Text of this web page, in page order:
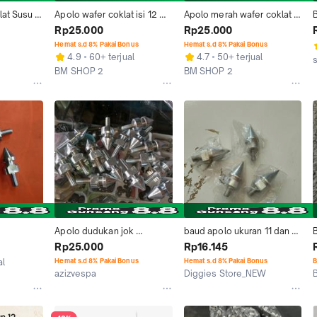
Susu
Apolo wafer coklat isi 12
bks
Rp25.000
Hemat s.d 8% Pakai Bonus
4.9
60+ terjual
BM SHOP 2
Apolo merah wafer coklat
susu isi 12 bks
Rp25.000
Hemat s.d 8% Pakai Bonus
4.7
50+ terjual
BM SHOP 2
Apolo dudukan jok
belakang vespa ukuran 11-
12
Rp25.000
Hemat s.d 8% Pakai Bonus
azizvespa
baud apolo ukuran 11 dan 12
GARAGE VESPA
Rp16.145
Hemat s.d 8% Pakai Bonus
Diggies Store_NEW